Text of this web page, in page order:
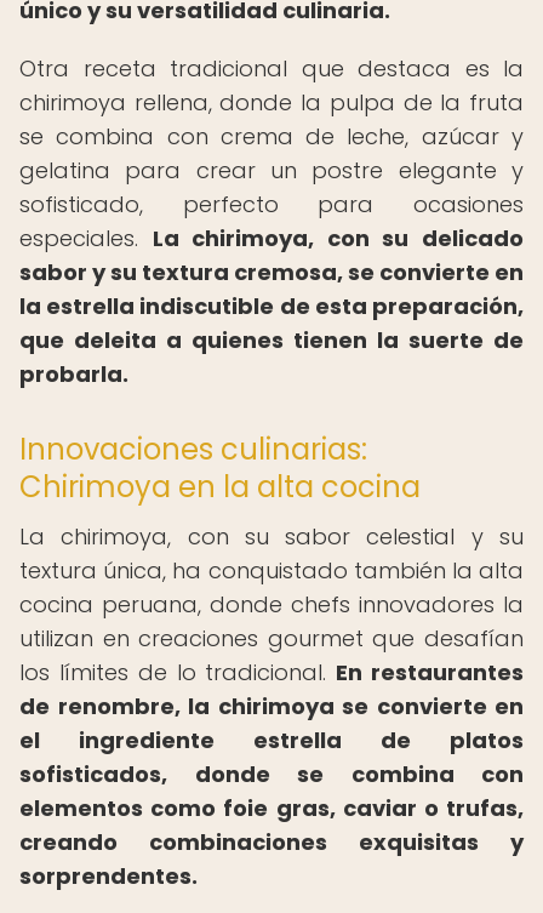
único y su versatilidad culinaria.
Otra receta tradicional que destaca es la
chirimoya rellena, donde la pulpa de la fruta
se combina con crema de leche, azúcar y
gelatina para crear un postre elegante y
sofisticado, perfecto para ocasiones
especiales. La chirimoya, con su delicado
sabor y su textura cremosa, se convierte en
la estrella indiscutible de esta preparación,
que deleita a quienes tienen la suerte de
probarla.
Innovaciones culinarias:
Chirimoya en la alta cocina
La chirimoya, con su sabor celestial y su
textura única, ha conquistado también la alta
cocina peruana, donde chefs innovadores la
utilizan en creaciones gourmet que desafían
los límites de lo tradicional. En restaurantes
de renombre, la chirimoya se convierte en
el ingrediente estrella de platos
sofisticados, donde se combina con
elementos como foie gras, caviar o trufas,
creando combinaciones exquisitas y
sorprendentes.